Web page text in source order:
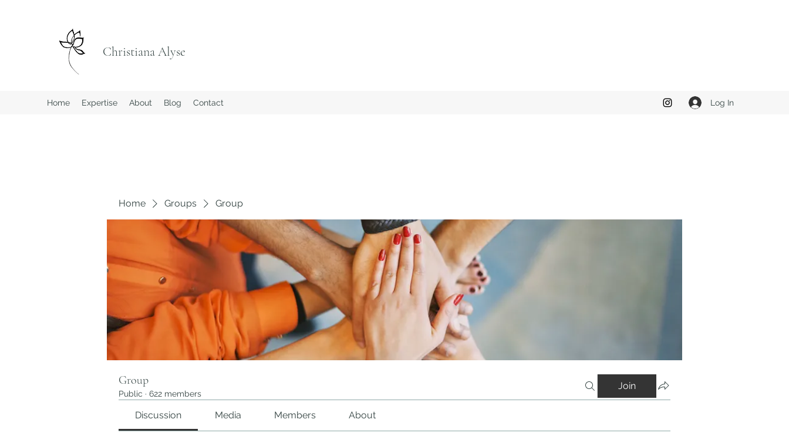
Christiana Alyse
Home Expertise About Blog Contact Log In
Home Groups Group
Group
Public · 622 members
Join
Discussion Media Members About